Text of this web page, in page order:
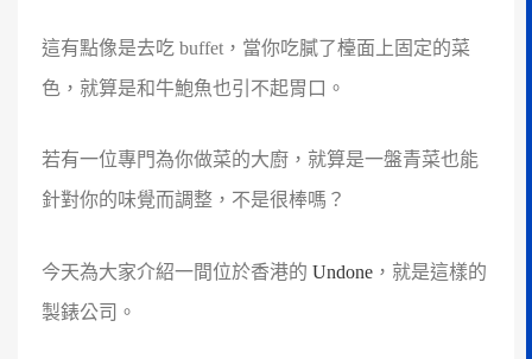
這有點像是去吃 buffet，當你吃膩了檯面上固定的菜
色，就算是和牛鮑魚也引不起胃口。
若有一位專門為你做菜的大廚，就算是一盤青菜也能
針對你的味覺而調整，不是很棒嗎？
今天為大家介紹一間位於香港的 Undone ，就是這樣的
製錶公司。